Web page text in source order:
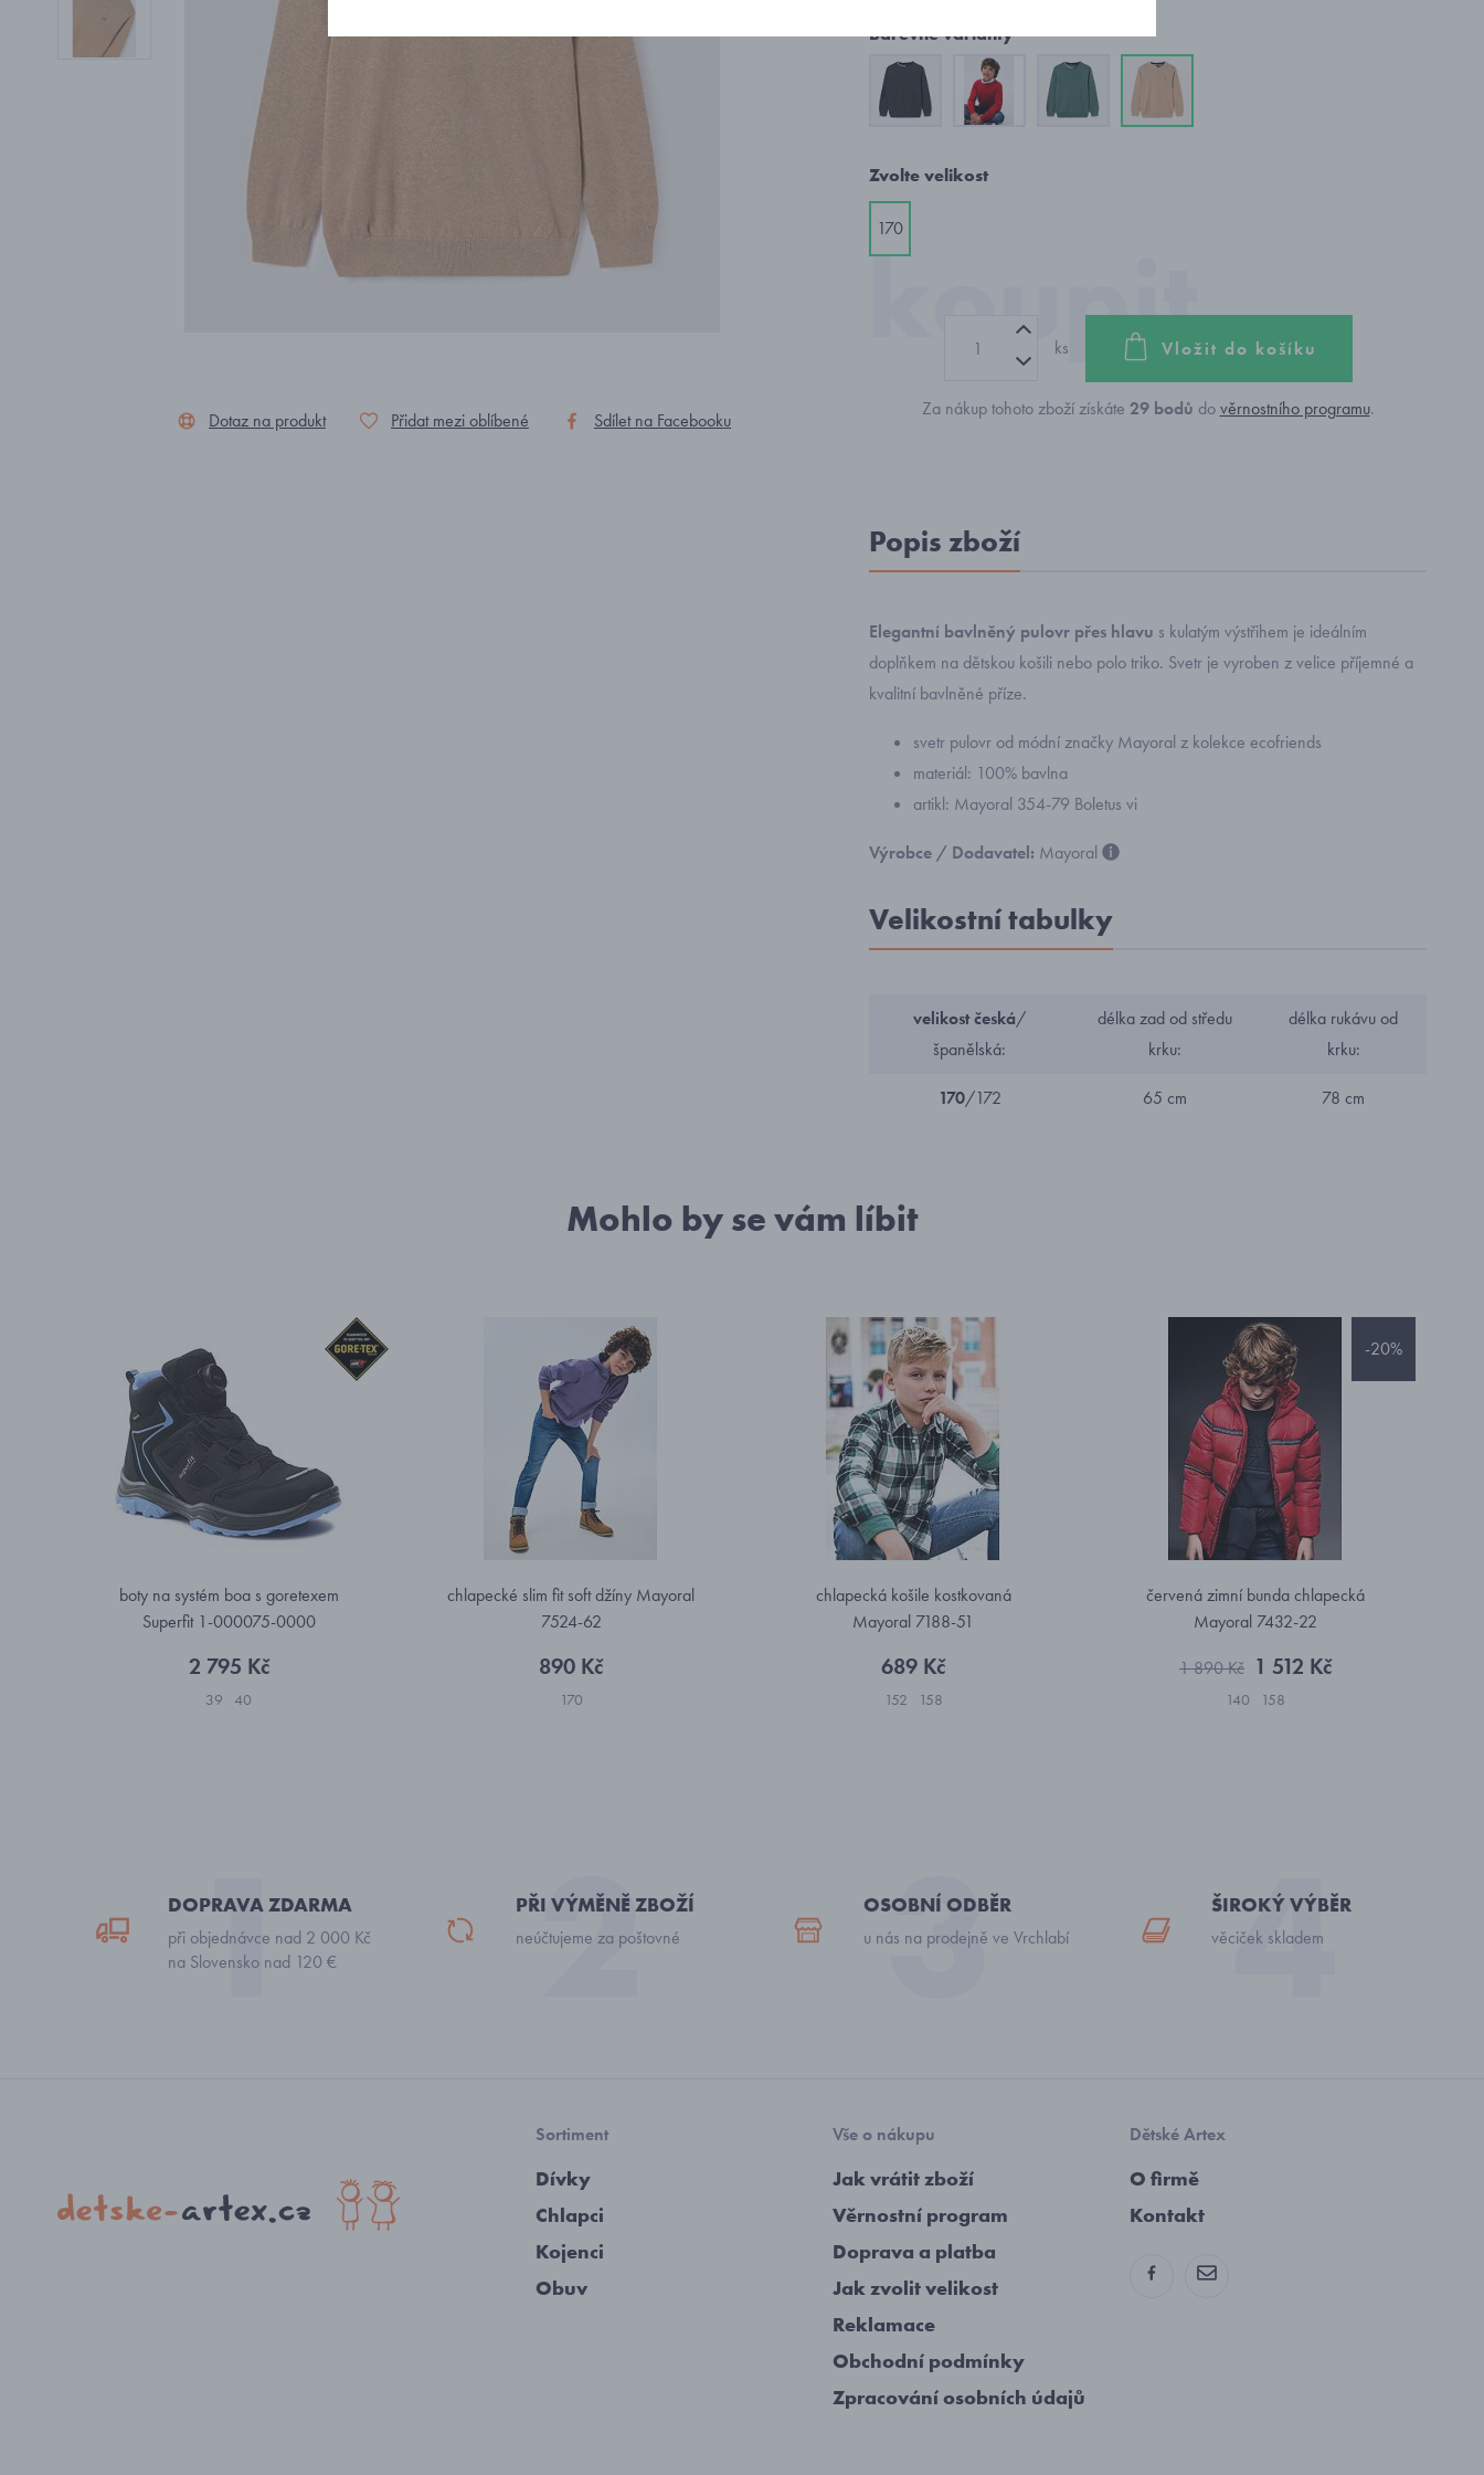
Dotaz na produkt Přidat mezi oblíbené Sdílet na Facebooku
Barevné varianty
Zvolte velikost
170
ks Vložit do košíku
Za nákup tohoto zboží získáte 29bodů dověrnostního programu.
Popis zboží
Elegantní bavlněný pulovr přes hlavu s kulatým výstřihem je ideálním
doplňkem na dětskou košili nebo polo triko. Svetr je vyroben z velice příjemné a
kvalitní bavlněné příze.
svetr pulovr od módní značky Mayoral z kolekce ecofriends
materiál: 100% bavlna
artikl: Mayoral 354-79 Boletus vi
Výrobce / Dodavatel: Mayoral
Velikostní tabulky
velikost česká/
španělská:
délka zad od středu
krku:
délka rukávu od
krku:
170/172 65 cm 78 cm
Mohlo by se vám líbit
boty na systém boa s goretexem
Superfit 1-000075-0000
2 795 Kč
39 40
chlapecké slim fit soft džíny Mayoral
7524-62
890 Kč
170
chlapecká košile kostkovaná
Mayoral 7188-51
689 Kč
152 158
-20%
červená zimní bunda chlapecká
Mayoral 7432-22
1 890 Kč 1 512 Kč
140 158
DOPRAVA ZDARMA
při objednávce nad 2 000 Kč
na Slovensko nad 120 €
PŘI VÝMĚNĚ ZBOŽÍ
neúčtujeme za poštovné
OSOBNÍ ODBĚR
u nás na prodejně ve Vrchlabí
ŠIROKÝ VÝBĚR
věciček skladem
Sortiment
Dívky
Chlapci
Kojenci
Obuv
Vše o nákupu
Jak vrátit zboží
Věrnostní program
Doprava a platba
Jak zvolit velikost
Reklamace
Obchodní podmínky
Zpracování osobních údajů
Dětské Artex
O firmě
Kontakt